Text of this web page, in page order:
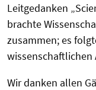
Leitgedanken
brachte
zusammen; es
wissenschaftlichen
Wir danken allen